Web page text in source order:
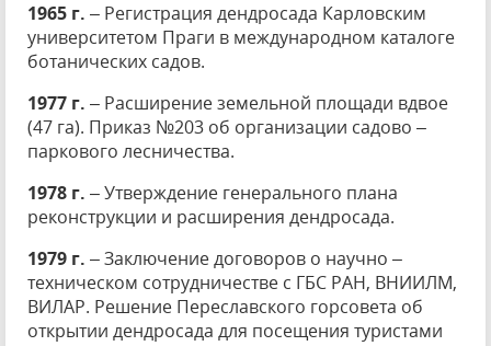
1965 г. – Регистрация дендросада Карловским
университетом Праги в международном каталоге
ботанических садов.
1977 г. – Расширение земельной площади вдвое
(47 га). Приказ №203 об организации садово –
паркового лесничества.
1978 г. – Утверждение генерального плана
реконструкции и расширения дендросада.
1979 г. – Заключение договоров о научно –
техническом сотрудничестве с ГБС РАН, ВНИИЛМ,
ВИЛАР. Решение Переславского горсовета об
открытии дендросада для посещения туристами